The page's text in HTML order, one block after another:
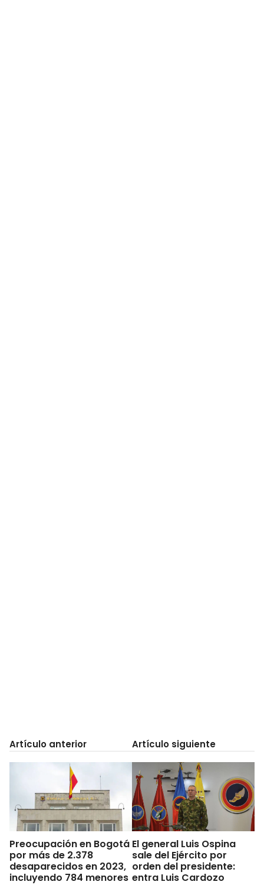
Artículo anterior
Preocupación en Bogotá
por más de 2.378
desaparecidos en 2023,
incluyendo 784 menores
Artículo siguiente
El general Luis Ospina
sale del Ejército por
orden del presidente:
entra Luis Cardozo